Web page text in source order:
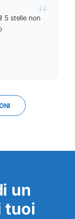
“
5 stelle non
un
tuoi